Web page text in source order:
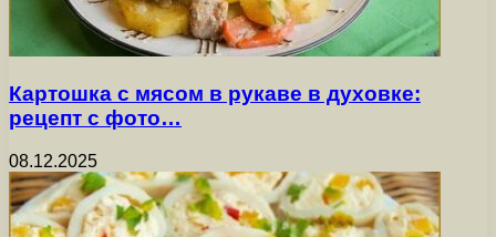
Картошка с мясом в рукаве в духовке:
рецепт с фото…
08.12.2025